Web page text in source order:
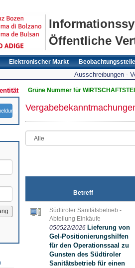
Öffentliche
Elektronischer Markt Beobachtungsstelle
Ausschreibungen -
Grüne Nummer für
Betreff
Südtiroler Sanitätsbetrieb -
Abteilung Einkäufe
050522/2026 Lieferung von
Gel-Positionierungshilfen
für den Operationssaal zu
Gunsten des Südtiroler
Sanitätsbetrieb für einen